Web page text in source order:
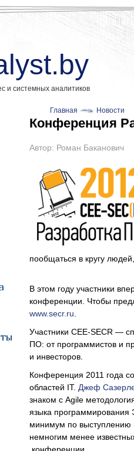
и системных аналитиков
Главная Новости
Конференция
Автор: Роман Баканович
пообщаться в кругу
В этом году участники
конференции. Чтобы
www.secr.ru
Участники CEE-SECR —
ПО: от программистов и
и инвесторов.
Конференция 2011 года
областей IT. Джеф
знаком с Agile
языка программирования
минимум по
немногим менее